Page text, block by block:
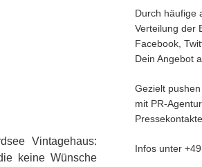
Vintagehaus:
keine Wünsche
Durch häufige
Verteilung der
Facebook,
Dein Angebot
Gezielt
mit PR-
Infos unter